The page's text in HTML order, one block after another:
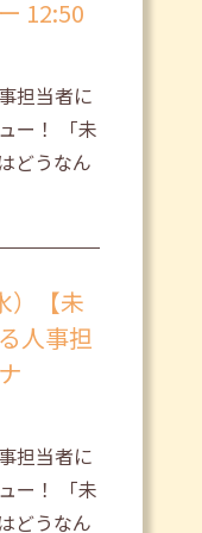
12:50
担当者に
ー！ 「未
どうなん
）【未
人事担
担当者に
ー！ 「未
どうなん